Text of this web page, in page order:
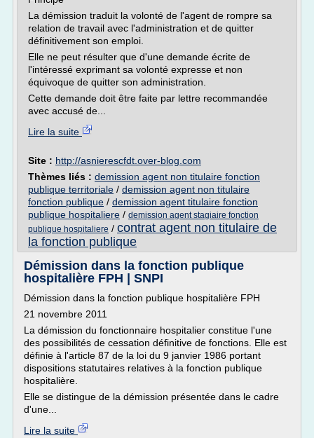
La démission traduit la volonté de l'agent de rompre sa
relation de travail avec l'administration et de quitter
définitivement son emploi.
Elle ne peut résulter que d'une demande écrite de
l'intéressé exprimant sa volonté expresse et non
équivoque de quitter son administration.
Cette demande doit être faite par lettre recommandée
avec accusé de...
Lire la suite
Site : http://asnierescfdt.over-blog.com
Thèmes liés : demission agent non titulaire fonction
publique territoriale / demission agent non titulaire
fonction publique / demission agent titulaire fonction
publique hospitaliere / demission agent stagiaire fonction
publique hospitaliere / contrat agent non titulaire de
la fonction publique
Démission dans la fonction publique
hospitalière FPH | SNPI
Démission dans la fonction publique hospitalière FPH
21 novembre 2011
La démission du fonctionnaire hospitalier constitue l'une
des possibilités de cessation définitive de fonctions. Elle est
définie à l'article 87 de la loi du 9 janvier 1986 portant
dispositions statutaires relatives à la fonction publique
hospitalière.
Elle se distingue de la démission présentée dans le cadre
d'une...
Lire la suite